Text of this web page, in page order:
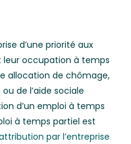
d’une priorité aux
leur occupation à temps
allocation de chômage,
de l’aide sociale
d’un emploi à temps
à temps partiel est
par l’entreprise